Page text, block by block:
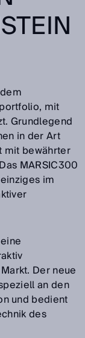
mit
Grundlegend
in der Art
mit bewährter
MARSIC300
im
Der neue
an den
und bedient
des